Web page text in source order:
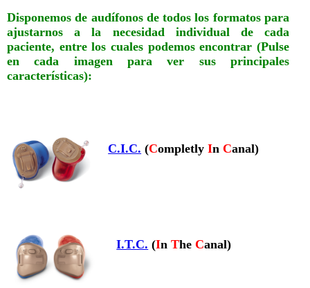
Disponemos de audífonos de todos los formatos para
ajustarnos a la necesidad individual de cada
paciente, entre los cuales podemos encontrar (Pulse
en cada imagen para ver sus principales
características):
C.I.C. (CompletlyInCanal)
I.T.C. (InTheCanal)